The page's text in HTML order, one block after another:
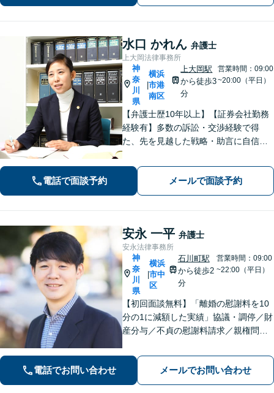
水口 かれん 弁護士
上大岡法律事務所
神
奈
川
県
|
横浜
市港
南区
上大岡駅
から徒歩3
分
営業時間：09:00
~20:00（平日）
【弁護士歴10年以上】【証券会社勤務
経験有】多数の訴訟・交渉経験で得
た、先を見越した戦略・助言に自信が
確にアドバイスいたします【平日夜
間・土日祝相談可】【上大岡駅直結】
電話で面談予約 メールで面談予約
安永 一平 弁護士
安永法律事務所
神
奈
川
県
横浜
市中
区
石川町駅
から徒歩2
分
営業時間：09:00
~22:00（平日）
【初回面談無料】「離婚の慰謝料を10
分の1に減額した実績」協議・調停／財
産分与／不貞の慰謝料請求／親権問題
ーの顧問経験豊富」土地・建物の明渡
しや賃料回収など幅広くサポート【夜
間・休日面談可】【電話相談対応】
電話でお問い合わせ メールでお問い合わせ